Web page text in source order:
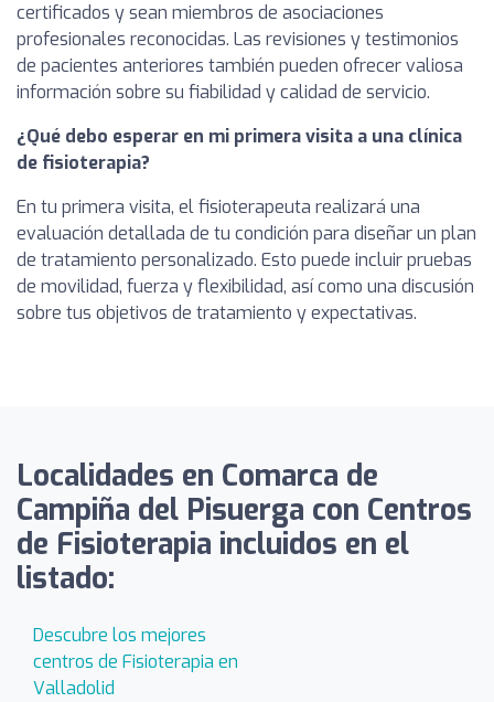
certificados y sean miembros de asociaciones
profesionales reconocidas. Las revisiones y testimonios
de pacientes anteriores también pueden ofrecer valiosa
información sobre su fiabilidad y calidad de servicio.
¿Qué debo esperar en mi primera visita a una clínica
de fisioterapia?
En tu primera visita, el fisioterapeuta realizará una
evaluación detallada de tu condición para diseñar un plan
de tratamiento personalizado. Esto puede incluir pruebas
de movilidad, fuerza y flexibilidad, así como una discusión
sobre tus objetivos de tratamiento y expectativas.
Localidades en Comarca de
Campiña del Pisuerga con Centros
de Fisioterapia incluidos en el
listado:
Descubre los mejores
centros de Fisioterapia en
Valladolid